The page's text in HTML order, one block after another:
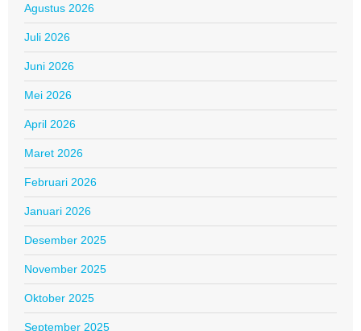
Agustus 2026
Juli 2026
Juni 2026
Mei 2026
April 2026
Maret 2026
Februari 2026
Januari 2026
Desember 2025
November 2025
Oktober 2025
September 2025